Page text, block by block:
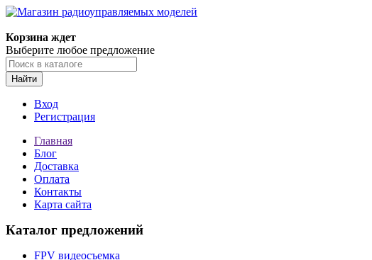
Корзина ждет
Выберите любое предложение
Найти
Вход
Регистрация
Главная
Блог
Доставка
Оплата
Контакты
Карта сайта
Каталог предложений
FPV видеосъемка